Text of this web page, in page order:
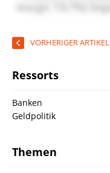
VORHERIGER ARTIKEL
Ressorts
Banken
Geldpolitik
Themen